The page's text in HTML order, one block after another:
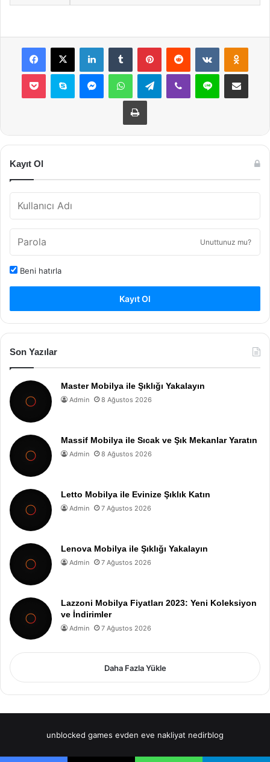
Facebook
X LinkedInTumblr PinterestReddit VKontakte
Pocket Skype MessengerWhatsAppTelegramViber Line E-Posta ile
Yazdır
Kayıt Ol
Unuttunuz mu?
Beni hatırla
Kayıt Ol
Son Yazılar
Master Mobilya ile Şıklığı Yakalayın
Admin 8 Ağustos 2026
Massif Mobilya ile Sıcak ve Şık Mekanlar Yaratın
Admin 8 Ağustos 2026
Letto Mobilya ile Evinize Şıklık Katın
Admin 7 Ağustos 2026
Lenova Mobilya ile Şıklığı Yakalayın
Admin 7 Ağustos 2026
Lazzoni Mobilya Fiyatları 2023: Yeni Koleksiyon
ve İndirimler
Admin 7 Ağustos 2026
Daha Fazla Yükle
unblocked games evden eve nakliyat nedirblog